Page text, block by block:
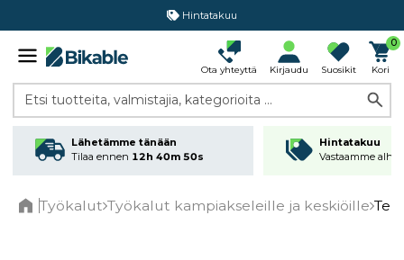
Hintatakuu
Ota yhteyttä Kirjaudu Suosikit
0
Kori
Etsi tuotteita, valmistajia, kategorioita ...
Lähetämme tänään
Tilaa ennen 12h 40m 50s
Hintatakuu
Vastaamme
Työkalut Työkalut kampiakseleille ja keskiöille